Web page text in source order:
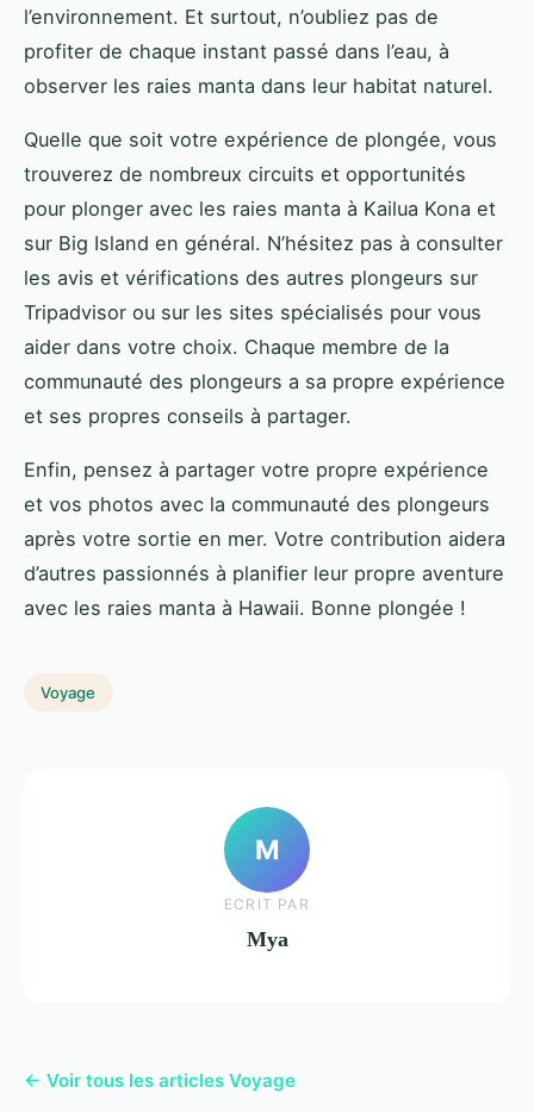
l’environnement. Et surtout, n’oubliez pas de
profiter de chaque instant passé dans l’eau, à
observer les raies manta dans leur habitat naturel.
Quelle que soit votre expérience de plongée, vous
trouverez de nombreux circuits et opportunités
pour plonger avec les raies manta à Kailua Kona et
sur Big Island en général. N’hésitez pas à consulter
les avis et vérifications des autres plongeurs sur
Tripadvisor ou sur les sites spécialisés pour vous
aider dans votre choix. Chaque membre de la
communauté des plongeurs a sa propre expérience
et ses propres conseils à partager.
Enfin, pensez à partager votre propre expérience
et vos photos avec la communauté des plongeurs
après votre sortie en mer. Votre contribution aidera
d’autres passionnés à planifier leur propre aventure
avec les raies manta à Hawaii. Bonne plongée !
Voyage
M
ECRIT PAR
Mya
← Voir tous les articles Voyage